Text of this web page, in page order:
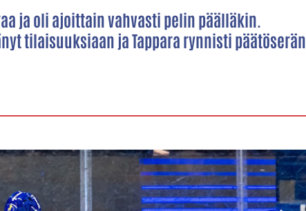
ja oli ajoittain vahvasti pelin päälläkin.
tilaisuuksiaan ja Tappara rynnisti päätöserän